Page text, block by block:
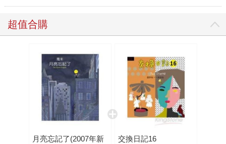
超值合購
月亮忘記了(2007年新
交換日記16